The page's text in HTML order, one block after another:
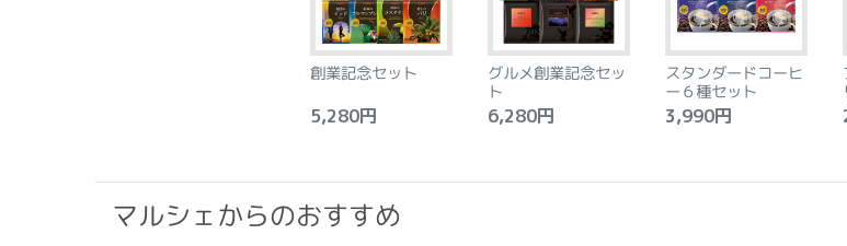
創業記念セット
5,280円
グルメ創業記念セッ
ト
6,280円
スタンダードコーヒ
ー６種セット
3,990円
マルシェからのおすすめ